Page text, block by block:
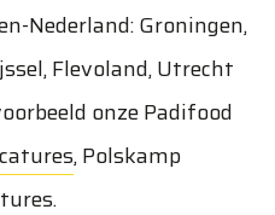
Nederland: Groningen,
Flevoland, Utrecht
onzePadifood
,Polskamp
.